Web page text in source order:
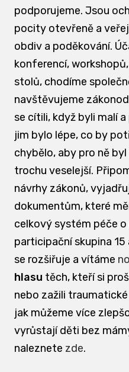
podporujeme. Jsou
pocity otevřeně a
obdiv a poděkování.
konferencí,
stolů, chodíme
navštěvujeme
se cítili, když byli malí
jim bylo lépe, co by
chybělo, aby pro ně
trochu veselejší.
návrhy zákonů,
dokumentům, které
celkový systém péče
participační skupina
se rozšiřuje a vítáme
hlasu těch, kteří si
nebo zažili
jak můžeme více
vyrůstají děti bez
naleznete zde.